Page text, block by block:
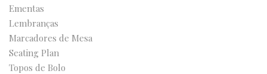
Ementas
Lembranças
Marcadores de Mesa
Seating Plan
Topos de Bolo